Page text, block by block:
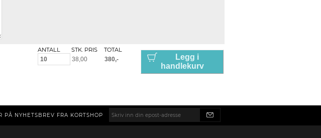
ANTALL STK. PRIS TOTAL
Legg i
handlekurv
PÅ NYHETSBREV FRA KORTSHOP